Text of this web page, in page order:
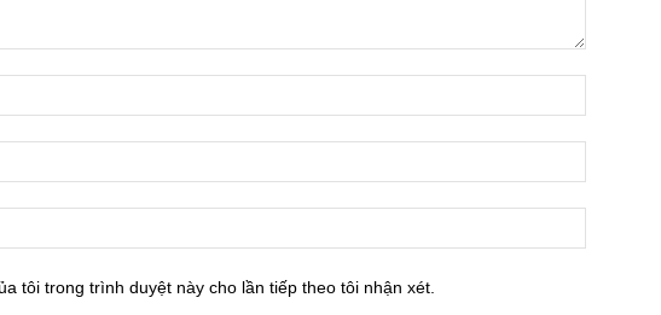
tôi trong trình duyệt này cho lần tiếp theo tôi nhận xét.